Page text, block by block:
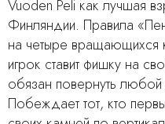
Vuoden Peli как лучшая
Финляндии. Правила
на четыре вращающихся
игрок ставит фишку на
обязан повернуть
Побеждает тот, кто